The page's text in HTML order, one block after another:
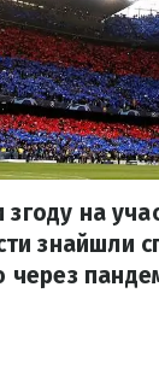
згоду на
знайшли